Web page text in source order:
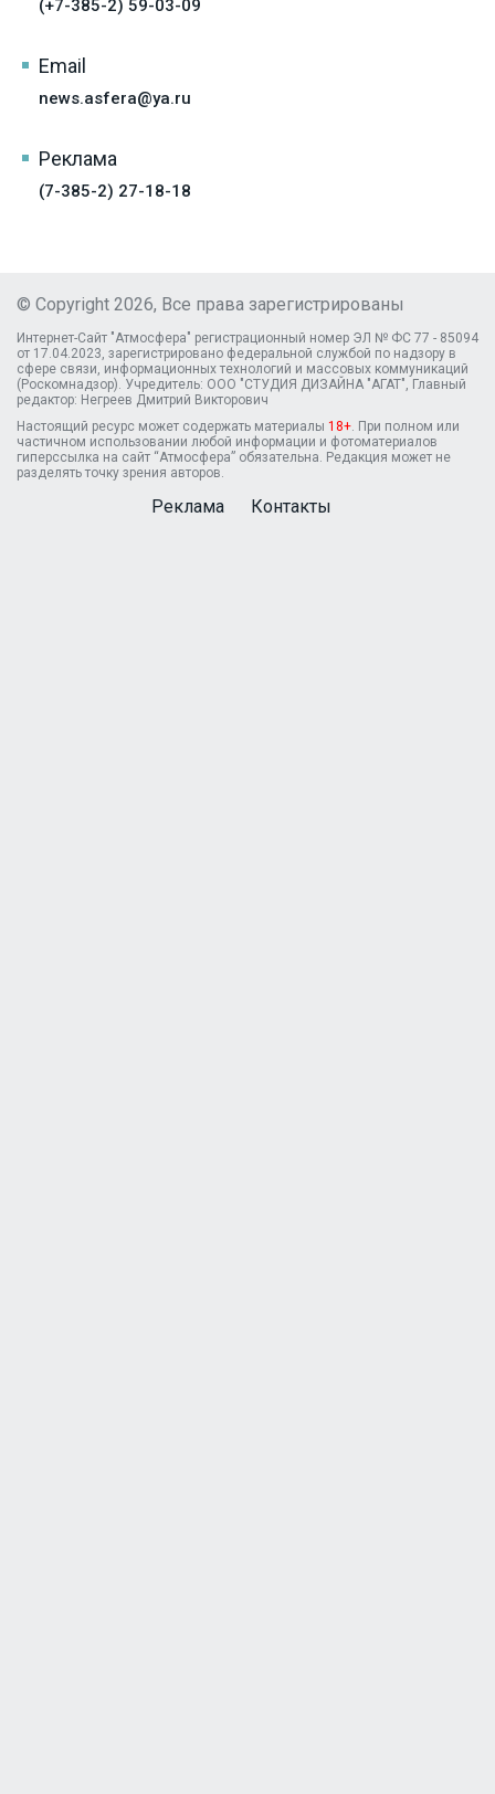
(+7-385-2) 59-03-09
Email
news.asfera@ya.ru
Реклама
(7-385-2) 27-18-18
© Copyright 2026, Все права зарегистрированы
Интернет-Сайт "Атмосфера" регистрационный номер ЭЛ № ФС 77 - 85094
от 17.04.2023, зарегистрировано федеральной службой по надзору в
сфере связи, информационных технологий и массовых коммуникаций
(Роскомнадзор). Учредитель: ООО "СТУДИЯ ДИЗАЙНА "АГАТ", Главный
редактор: Негреев Дмитрий Викторович
Настоящий ресурс может содержать материалы 18+ . При полном или
частичном использовании любой информации и фотоматериалов
гиперссылка на сайт “Атмосфера” обязательна. Редакция может не
разделять точку зрения авторов.
Реклама Контакты